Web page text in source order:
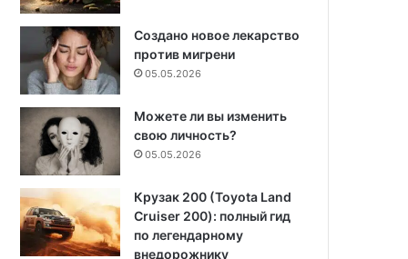
Создано новое лекарство
против мигрени
05.05.2026
Можете ли вы изменить
свою личность?
05.05.2026
Крузак 200 (Toyota Land
Cruiser 200): полный гид
по легендарному
внедорожнику